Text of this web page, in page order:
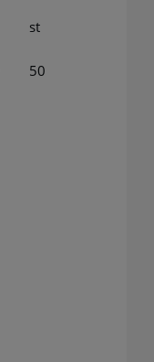
st
50